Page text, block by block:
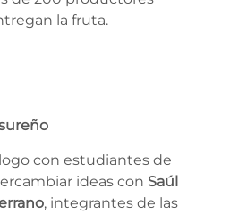
la fruta.
con estudiantes de
ideas con Saúl
, integrantes de las